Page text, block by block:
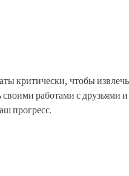
критически, чтобы
работами с друзьями
прогресс.